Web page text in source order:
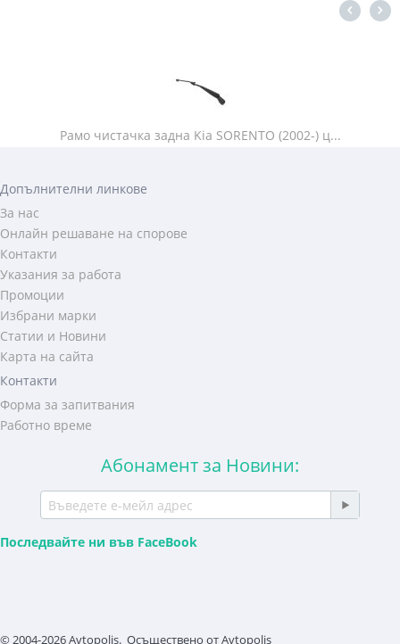
Рамо чистачка задна Kia SORENTO (2002-) ц...
Допълнителни линкове
За нас
Онлайн решаване на спорове
Контакти
Указания за работа
Промоции
Избрани марки
Статии и Новини
Карта на сайта
Контакти
Форма за запитвания
Работно време
Абонамент за Новини:
Последвайте ни във FaceBook
© 2004-2026 Avtopolis. Осъществено отAvtopolis